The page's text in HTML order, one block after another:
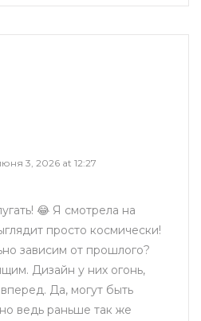
3, 2026 at 12:27
😂 Я смотрела на
просто космически!
зависим от прошлого?
Дизайн у них огонь,
Да, могут быть
ведь раньше так же